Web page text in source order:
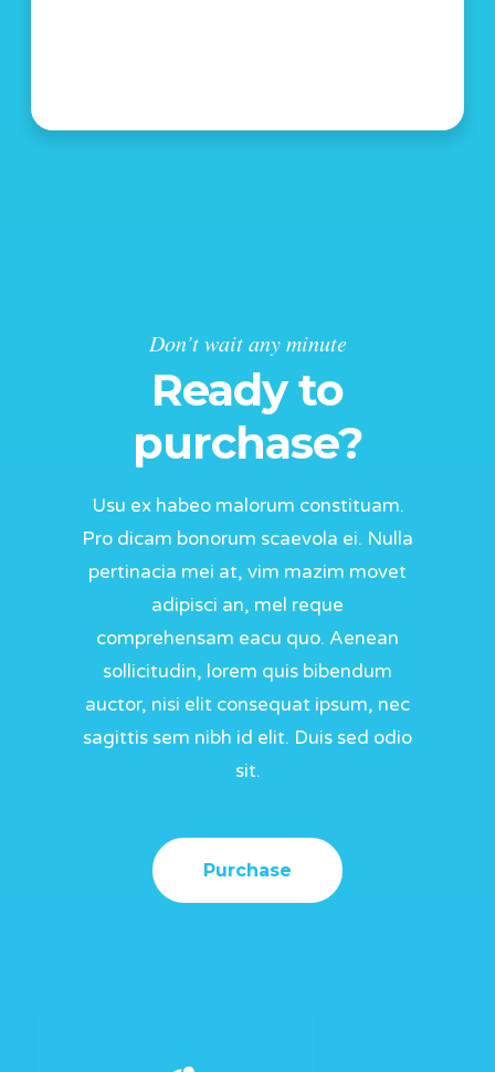
Don’t wait any minute
Ready to
purchase?
Usu ex habeo malorum constituam.
Pro dicam bonorum scaevola ei. Nulla
pertinacia mei at, vim mazim movet
adipisci an, mel reque
comprehensam eacu quo. Aenean
sollicitudin, lorem quis bibendum
auctor, nisi elit consequat ipsum, nec
sagittis sem nibh id elit. Duis sed odio
sit.
Purchase